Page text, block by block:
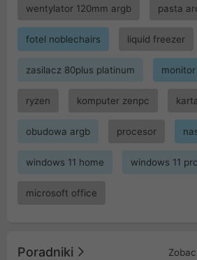
wentylator 120mm argb pasta
fotel noblechairs liquid freezer
zasilacz 80plus platinum
ryzen komputer zenpc
obudowa argb procesor
windows 11 home windows 11 pro
microsoft office
Poradniki